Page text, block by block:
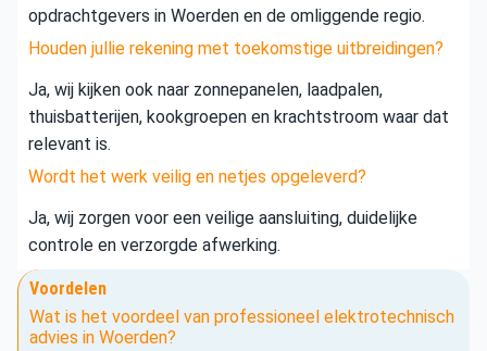
opdrachtgevers in Woerden en de omliggende regio.
Houden jullie rekening met toekomstige uitbreidingen?
Ja, wij kijken ook naar zonnepanelen, laadpalen,
thuisbatterijen, kookgroepen en krachtstroom waar dat
relevant is.
Wordt het werk veilig en netjes opgeleverd?
Ja, wij zorgen voor een veilige aansluiting, duidelijke
controle en verzorgde afwerking.
Voordelen
Wat is het voordeel van professioneel elektrotechnisch
advies in Woerden?